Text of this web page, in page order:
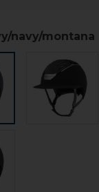
navy/montana